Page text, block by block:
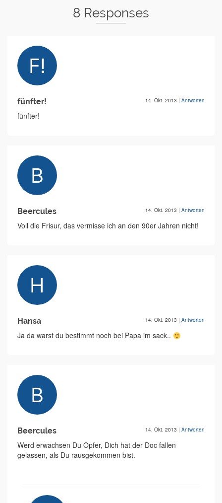
8 Responses
fünfter! 14. Okt. 2013 | Antworten
fünfter!
Beercules 14. Okt. 2013 | Antworten
Voll die Frisur, das vermisse ich an den 90er Jahren nicht!
Hansa 14. Okt. 2013 | Antworten
Ja da warst du bestimmt noch bei Papa im sack..
Beercules 14. Okt. 2013 | Antworten
Werd erwachsen Du Opfer, Dich hat der Doc fallen
gelassen, als Du rausgekommen bist.